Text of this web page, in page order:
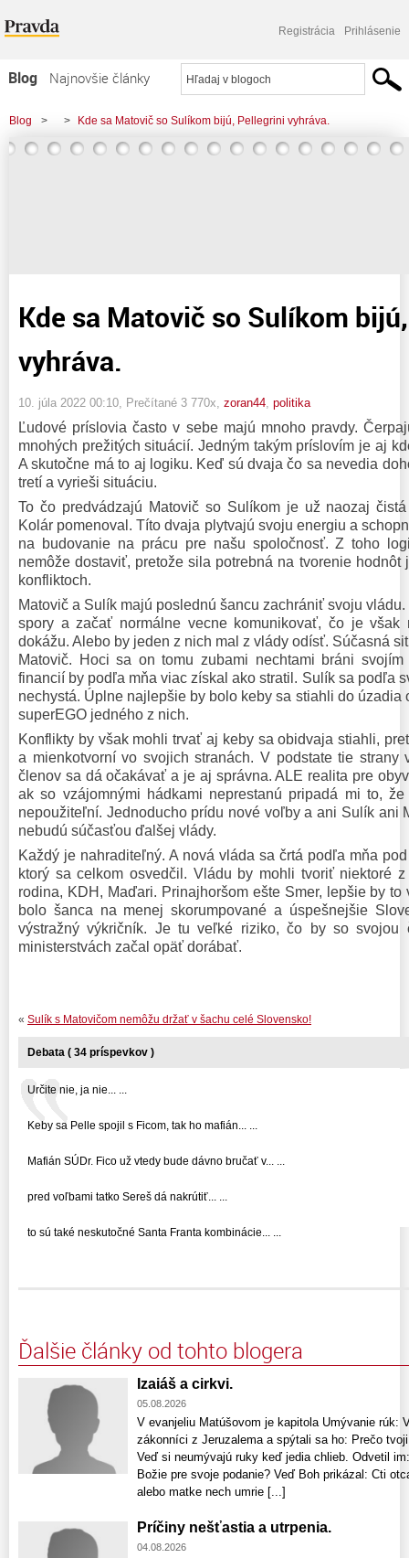
Registrácia Prihlásenie
Blog
Najnovšie články
Najčítanejšie články
Najkomentovanejšie články
Blog > > Kde sa Matovič so Sulíkom bijú, Pellegrini vyhráva.
Kde sa Matovič so Sulíkom
vyhráva.
10. júla 2022 00:10 , Prečítané 3 770x, zoran44 politika
Ľudové príslovia často v sebe majú mnoho pravdy.
mnohých prežitých situácií. Jedným takým príslovím je aj
A skutočne má to aj logiku. Keď sú dvaja čo sa nevedia
tretí a vyrieši situáciu.
To čo predvádzajú Matovič so Sulíkom je už naozaj
Kolár pomenoval. Títo dvaja plytvajú svoju energiu a
na budovanie na prácu pre našu spoločnosť. Z toho
nemôže dostaviť, pretože sila potrebná na tvorenie hodnôt
konfliktoch.
Matovič a Sulík majú poslednú šancu zachrániť svoju
spory a začať normálne vecne komunikovať, čo je však
dokážu. Alebo by jeden z nich mal z vlády odísť. Súčasná
Matovič. Hoci sa on tomu zubami nechtami bráni
financií by podľa mňa viac získal ako stratil. Sulík sa podľa
nechystá. Úplne najlepšie by bolo keby sa stiahli do úzadia
superEGO jedného z nich.
Konflikty by však mohli trvať aj keby sa obidvaja stiahli,
a mienkotvorní vo svojich stranách. V podstate tie strany
členov sa dá očakávať a je aj správna. ALE realita pre
ak so vzájomnými hádkami neprestanú pripadá mi to,
nepoužiteľní. Jednoducho prídu nové voľby a ani Sulík ani
nebudú súčasťou ďalšej vlády.
Každý je nahraditeľný. A nová vláda sa črtá podľa mňa
ktorý sa celkom osvedčil. Vládu by mohli tvoriť niektoré
rodina, KDH, Maďari. Prinajhoršom ešte Smer, lepšie by
bolo šanca na menej skorumpované a úspešnejšie
výstražný výkričník. Je tu veľké riziko, čo by so svojou
ministerstvách začal opäť dorábať.
« Sulík s Matovičom nemôžu držať v šachu celé Slovensko!
Debata ( 34 príspevkov )
Určite nie, ja nie... ...
Keby sa Pelle spojil s Ficom, tak ho mafián... ...
Mafián SÚDr. Fico už vtedy bude dávno bručať v... ...
pred voľbami tatko Sereš dá nakrútiť... ...
to sú také neskutočné Santa Franta kombinácie... ...
Ďalšie články od tohto blogera
Izaiáš a cirkvi.
05.08.2026
V evanjeliu Matúšovom je kapitola Umývanie rúk:
zákonníci z Jeruzalema a spýtali sa ho: Prečo
Veď si neumývajú ruky keď jedia chlieb. Odvetil
Božie pre svoje podanie? Veď Boh prikázal: Cti
alebo matke nech umrie [...]
Príčiny nešťastia a utrpenia.
04.08.2026